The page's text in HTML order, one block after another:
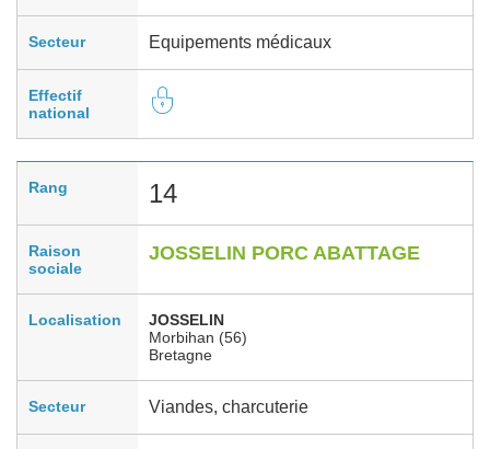
Secteur Equipements médicaux
Effectif
national
Rang 14
Raison
sociale
JOSSELIN PORC ABATTAGE
Localisation
JOSSELIN
Morbihan (56)
Bretagne
Secteur Viandes, charcuterie